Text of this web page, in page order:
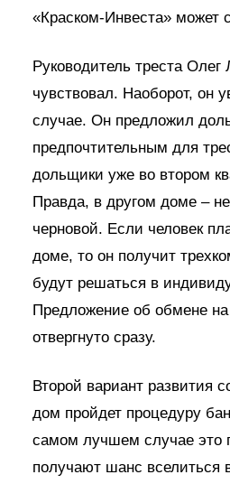
«Краском-Инвеста» может
Руководитель треста
чувствовал. Наоборот, он
случае. Он предложил
предпочтительным для
дольщики уже во втором
Правда, в другом доме –
черновой. Если человек
доме, то он получит
будут решаться в
Предложение об обмене
отвергнуто сразу.
Второй вариант развития
дом пройдет процедуру
самом лучшем случае это
получают шанс вселиться